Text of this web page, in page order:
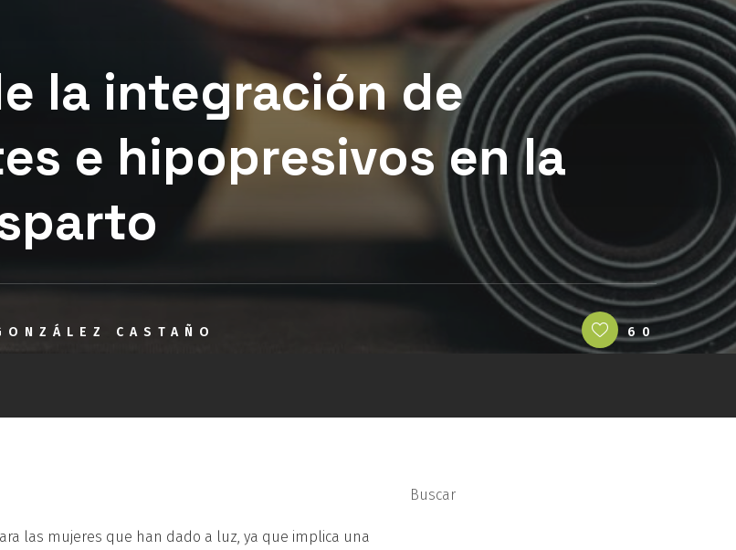
la integración de
e hipopresivos en la
CASTAÑO 60
las mujeres que han dado a luz, ya que implica una
Buscar